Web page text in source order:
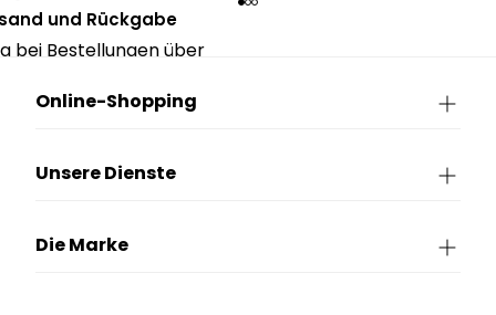
und Rückgabe
bei Bestellungen über
Online-Shopping
Unsere Dienste
Die Marke